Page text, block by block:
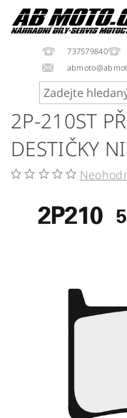
737579840
2P-210ST
DESTIČKY